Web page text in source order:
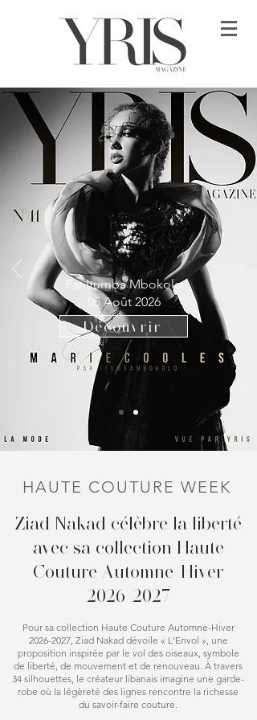
Par Itumba Mbokolo
05 Août 2026
Découvrir
HAUTE COUTURE WEEK
Ziad Nakad célèbre la liberté
avec sa collection Haute
Couture Automne-Hiver
2026-2027
Pour sa collection Haute Couture Automne-Hiver
2026-2027, Ziad Nakad dévoile « L'Envol », une
proposition inspirée par le vol des oiseaux, symbole
de liberté, de mouvement et de renouveau. À travers
34 silhouettes, le créateur libanais imagine une garde-
robe où la légèreté des lignes rencontre la richesse
du savoir-faire couture.